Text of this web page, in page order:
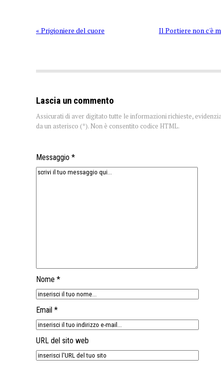
« Prigioniere del cuore Il Portiere non c'è
Lascia un commento
Assicurati di aver digitato tutte le informazioni richieste,
da un asterisco (*). Non è consentito codice HTML.
Messaggio *
Nome *
Email *
URL del sito web